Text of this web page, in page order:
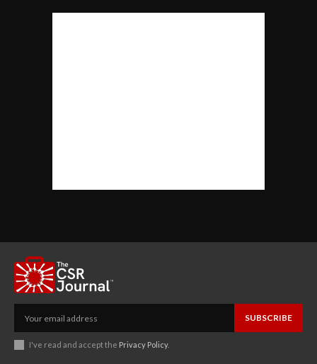
SUBSCRIBE
I've read and accept the Privacy Policy.